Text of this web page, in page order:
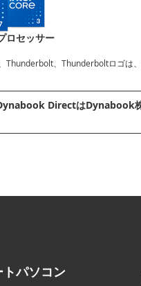
ロセッサー
、Thunderboltロゴは
DirectはDynabook
トパソコン